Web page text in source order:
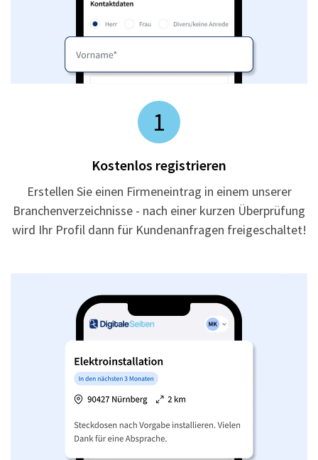
1
Kostenlos registrieren
Erstellen Sie einen Firmeneintrag in einem unserer
Branchenverzeichnisse - nach einer kurzen Überprüfung
wird Ihr Profil dann für Kundenanfragen freigeschaltet!